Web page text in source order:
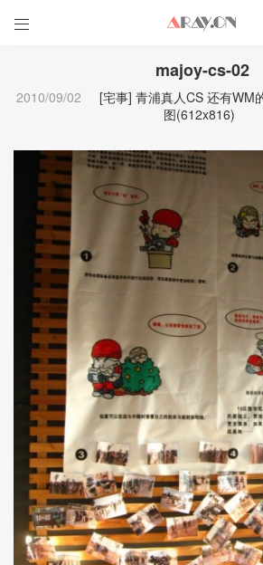

majoy-cs-02
2010/09/02 [宅事] 青浦真人CS 还有WM
图(612x816)